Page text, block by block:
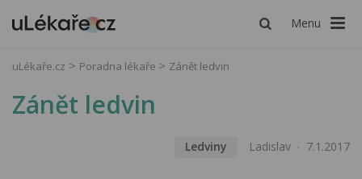
Menu
uLékaře.cz Poradna lékaře Zánět ledvin
Zánět ledvin
Ledviny Ladislav 7.1.2017